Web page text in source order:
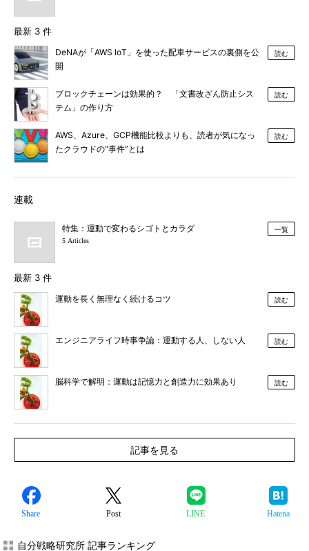
最新 3 件
DeNAが「AWS IoT」を使った配車サービスの裏側を公
開
読む
ブロックチェーンは効果的？ 「文書改ざん防止シス
テム」の作り方
読む
AWS、Azure、GCP機能比較よりも、読者が気になっ
たクラウドの“事件”とは
読む
連載
特集：運動で変わるシゴトとカラダ
5 Articles
一覧
最新 3 件
運動を長く無理なく続けるコツ 読む
エンジニアライフ時事争論：運動する人、しない人 読む
脳科学で解明：運動は記憶力と創造力に効果あり 読む
記事を見る
Share Post LINE Hatena
自分戦略研究所 記事ランキング